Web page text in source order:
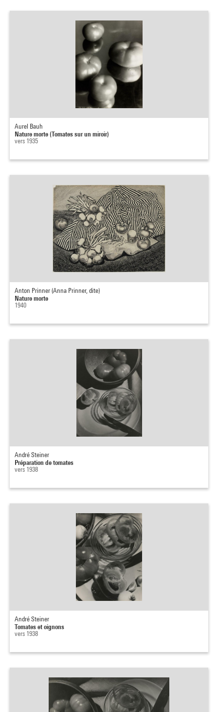
Aurel Bauh
Nature morte (Tomates sur un miroir)
vers 1935
Anton Prinner (Anna Prinner, dite)
Nature morte
1940
André Steiner
Préparation de tomates
vers 1938
André Steiner
Tomates et oignons
vers 1938